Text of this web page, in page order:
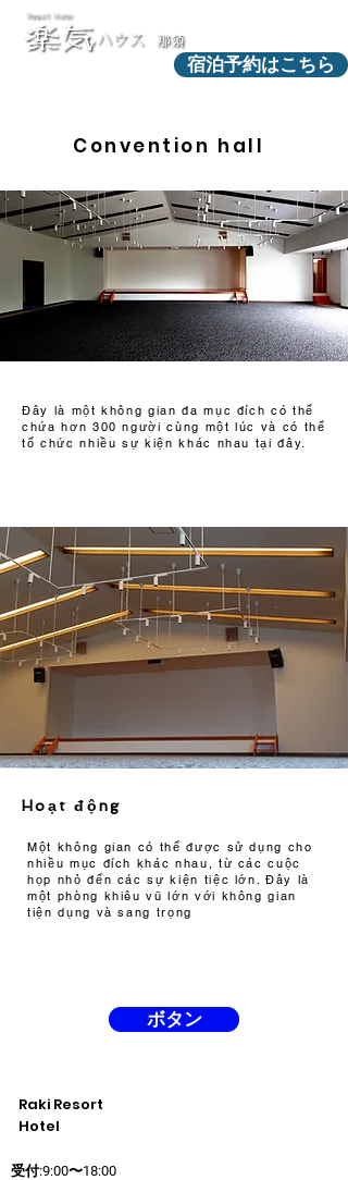
宿泊予約はこちら
Convention hall
Đây là một không gian đa mục đích có thể
chứa hơn 300 người cùng một lúc và có thể
tổ chức nhiều sự kiện khác nhau tại đây.
Hoạt động
Một không gian có thể được sử dụng cho
nhiều mục đích khác nhau, từ các cuộc
họp nhỏ đến các sự kiện tiệc lớn. Đây là
một phòng khiêu vũ lớn với không gian
tiện dụng và sang trọng
ボタン
Raki Resort
Hotel​
受付:9:00〜18:00